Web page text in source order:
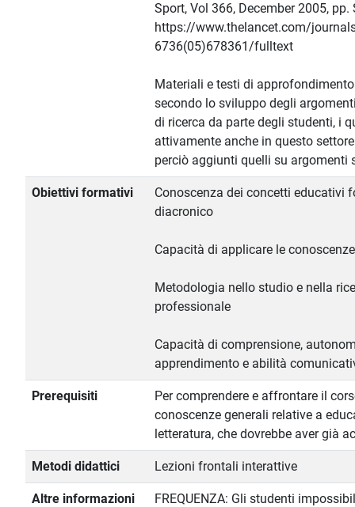
Sport, Vol 366, December 2005, pp.
https://www.thelancet.com/
6736(05)678361/fulltext
Materiali e testi di
secondo lo sviluppo degli
di ricerca da parte degli studenti, i
attivamente anche in questo
perciò aggiunti quelli su argomenti
Obiettivi formativi
Conoscenza dei concetti educativi
diacronico
Capacità di applicare le
Metodologia nello studio e nella
professionale
Capacità di comprensione,
apprendimento e abilità
Prerequisiti
Per comprendere e affrontare il
conoscenze generali relative a
letteratura, che dovrebbe aver già
Metodi didattici Lezioni frontali interattive
Altre informazioni FREQUENZA: Gli studenti